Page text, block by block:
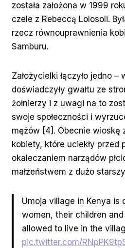
została założona w 1999
czele z Rebeccą Lolosoli.
rzecz równouprawnienia
Samburu.
Założycielki łączyło jedno –
doświadczyły gwałtu ze
żołnierzy i z uwagi na to
swoje społeczności i
mężów [4]. Obecnie wioskę
kobiety, które uciekły przed
okaleczaniem narządów
małżeństwem z dużo
Umoja village in Kenya is
women, their children
allowed to live in the
pic.twitter.com/